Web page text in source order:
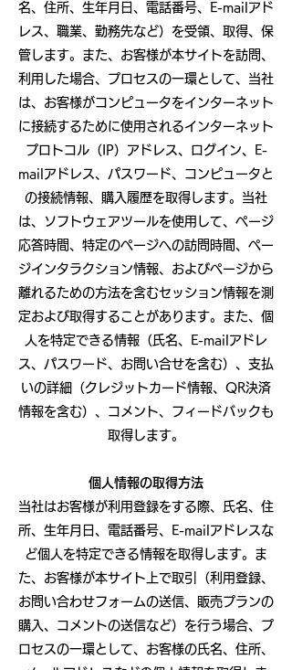
名、住所、生年月日、電話番号、E-mailアド
レス、職業、勤務先など）を受領、取得、保
管します。また、お客様が本サイトを訪問、
利用した場合、プロセスの一環として、当社
は、お客様がコンピュータをインターネット
に接続するために使用されるインターネット
プロトコル（IP）アドレス、ログイン、E-
mailアドレス、パスワード、コンピュータと
の接続情報、購入履歴を取得します。当社
は、ソフトウェアツールを使用して、ページ
応答時間、特定のページへの訪問時間、ペー
ジインタラクション情報、およびページから
離れるための方法を含むセッション情報を測
定および取得することがあります。また、個
人を特定できる情報（氏名、E-mailアドレ
ス、パスワード、お問い合せを含む）、支払
いの詳細（クレジットカード情報、QR決済
情報を含む）、コメント、フィードバックも
取得します。
個人情報の取得方法
当社はお客様が利用登録をする際、氏名、住
所、生年月日、電話番号、E-mailアドレスな
ど個人を特定できる情報を取得します。ま
た、お客様が本サイト上で取引（利用登録、
お問い合わせフォームの送信、販売プランの
購入、コメントの送信など）を行う場合、プ
ロセスの一環として、お客様の氏名、住所、